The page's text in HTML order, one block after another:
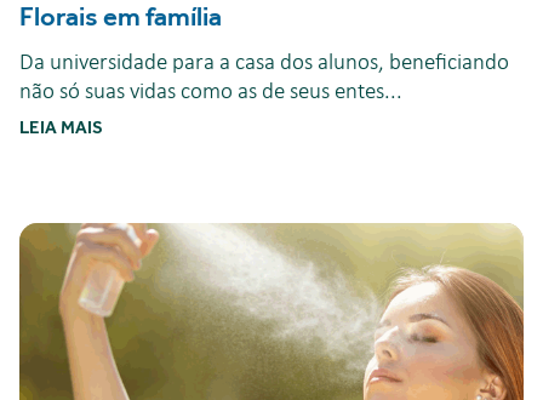
Florais em família
Da universidade para a casa dos alunos, beneficiando
não só suas vidas como as de seus entes...
LEIA MAIS